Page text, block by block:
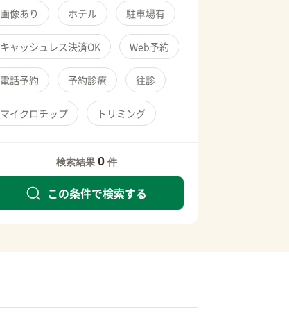
画像あり ホテル 駐車場有
キャッシュレス決済OK Web予約
電話予約 予約診療 往診
マイクロチップ トリミング
検索結果 0 件
この条件で検索する